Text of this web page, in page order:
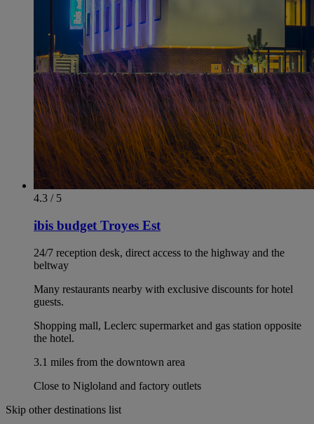
4.3 / 5
ibis budget Troyes Est
24/7 reception desk, direct access to the highway and the
beltway
Many restaurants nearby with exclusive discounts for hotel
guests.
Shopping mall, Leclerc supermarket and gas station opposite
the hotel.
3.1 miles from the downtown area
Close to Nigloland and factory outlets
Skip other destinations list